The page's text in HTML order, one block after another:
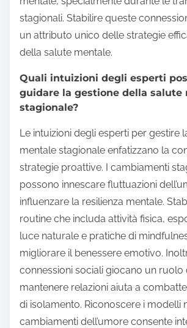
stagionali. Stabilire queste
un attributo unico delle strategie
della salute mentale.
Quali intuizioni degli esperti
guidare la gestione della salute
stagionale?
Le intuizioni degli esperti per gestire
mentale stagionale enfatizzano la
strategie proattive. I cambiamenti
possono innescare fluttuazioni
influenzare la resilienza mentale.
routine che includa attività fisica,
luce naturale e pratiche di
migliorare il benessere emotivo.
connessioni sociali giocano un ruolo
mantenere relazioni aiuta a
di isolamento. Riconoscere i modelli
cambiamenti dell’umore consente